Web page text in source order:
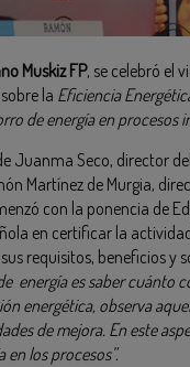
Muskiz FP, se celebró el
la Eficiencia
de energía en procesos
Juanma Seco, director del
Martínez de Murgia,
con la ponencia de
en certificar la
requisitos, beneficios
energía es saber cuánto
energética, observa
de mejora. En este
los procesos”.